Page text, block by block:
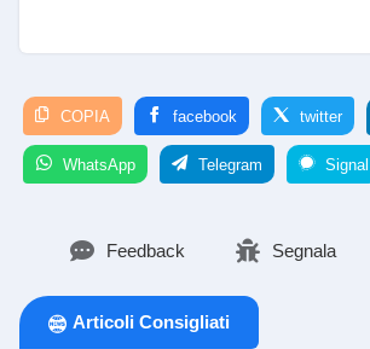
COPIA facebook twitter
WhatsApp Telegram Signal
Feedback Segnala
Articoli Consigliati